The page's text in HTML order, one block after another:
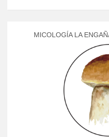
MICOLOGÍA LA